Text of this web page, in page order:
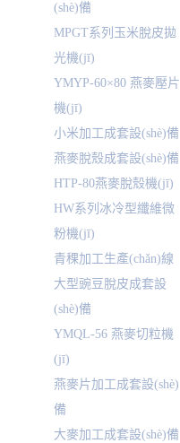
(shè)備
MPGT系列玉米脫皮拋
光機(jī)
YMYP-60×80 燕麥壓片
機(jī)
小米加工成套設(shè)備
燕麥脫殼成套設(shè)備
HTP-80燕麥脫殼機(jī)
HW系列冰冷型纖維微
粉機(jī)
青稞加工生產(chǎn)線
大型豌豆脫皮成套設
(shè)備
YMQL-56 燕麥切粒機
(jī)
燕麥片加工成套設(shè)
備
大麥加工成套設(shè)備